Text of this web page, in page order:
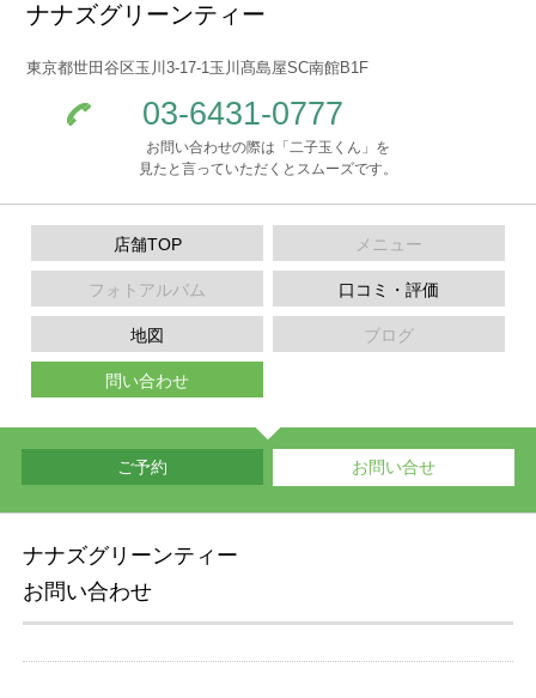
ナナズグリーンティー
東京都世田谷区玉川3-17-1玉川髙島屋SC南館B1F
03-6431-0777
お問い合わせの際は「二子玉くん」を
見たと言っていただくとスムーズです。
店舗TOP メニュー
フォトアルバム 口コミ・評価
地図 ブログ
問い合わせ
ご予約 お問い合せ
ナナズグリーンティー
お問い合わせ